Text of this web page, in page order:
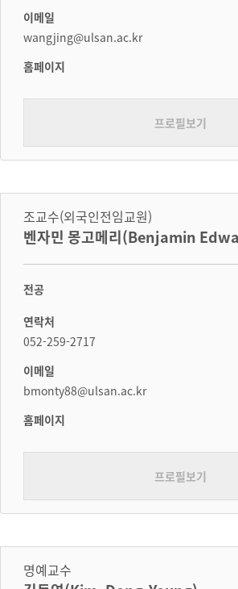
이메일
wangjing@ulsan.ac.kr
홈페이지
프로필보기
조교수(외국인전임교원)
벤자민 몽고메리(Benjamin
전공
연락처
052-259-2717
이메일
bmonty88@ulsan.ac.kr
홈페이지
프로필보기
명예교수